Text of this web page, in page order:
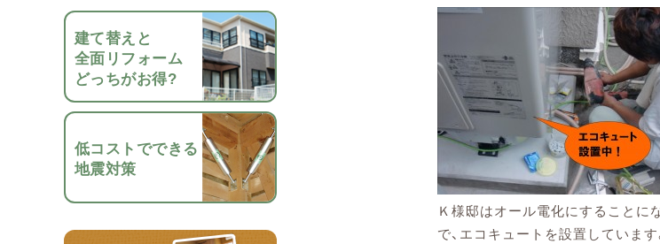
建て替えと
全面リフォーム
どっちがお得?
低コストでできる
地震対策
Ｋ様邸はオール電化にすることに
で、エコキュートを設置しています